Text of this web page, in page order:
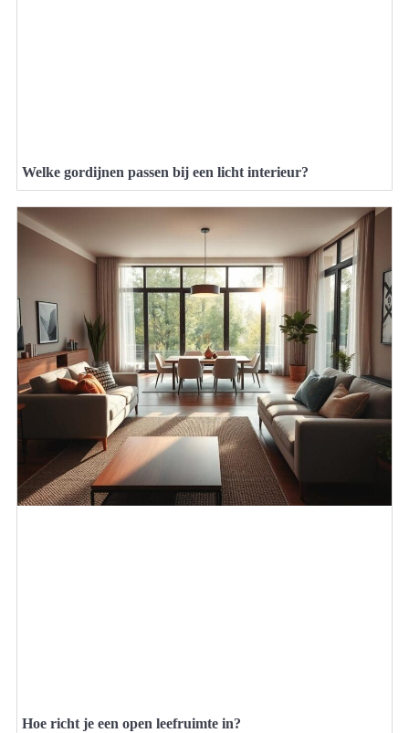
Welke gordijnen passen bij een licht interieur?
Hoe richt je een open leefruimte in?